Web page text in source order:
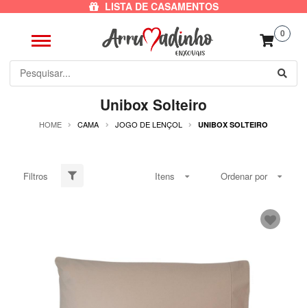
LISTA DE CASAMENTOS
0
Unibox Solteiro
HOME CAMA JOGO DE LENÇOL UNIBOX SOLTEIRO
Filtros Itens Ordenar por